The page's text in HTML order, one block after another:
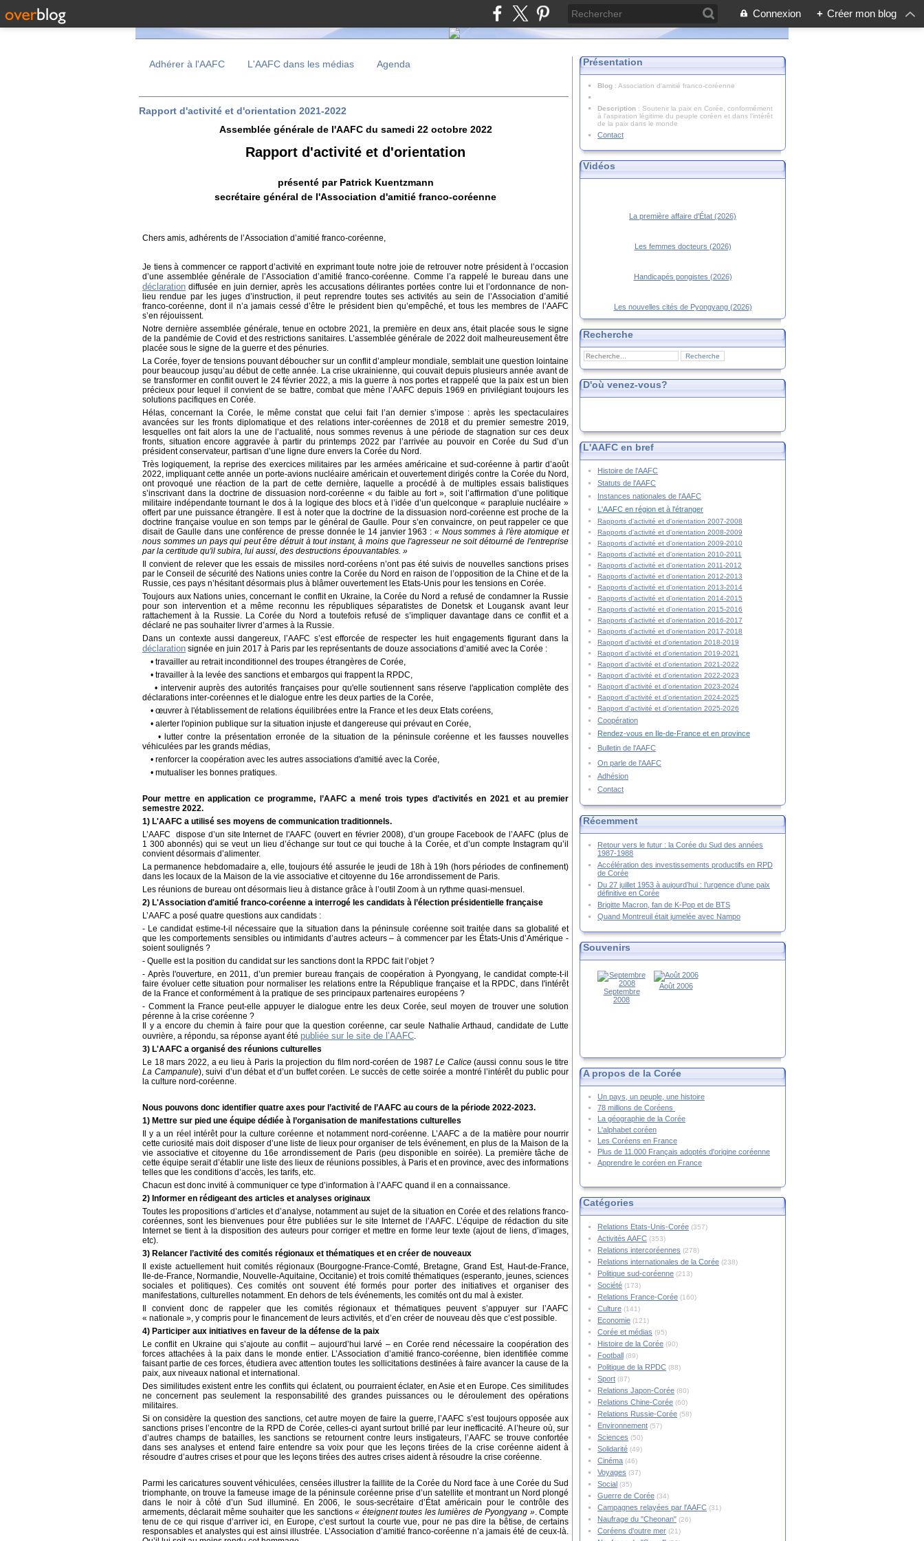
Connexion + Créer mon blog
Adhérer à l'AAFC L'AAFC dans les médias Agenda
Rapport d'activité et d'orientation 2021-2022
Assemblée générale de l'AAFC du samedi 22 octobre 2022
Rapport d'activité et d'orientation
présenté par Patrick Kuentzmann
secrétaire général de l'Association d'amitié franco-coréenne
Chers amis, adhérents de l’Association d’amitié franco-coréenne,
Je tiens à commencer ce rapport d’activité en exprimant toute notre joie de retrouver notre président à l’occasion
d’une assemblée générale de l’Association d’amitié franco-coréenne. Comme l’a rappelé le bureau dans une
déclaration diffusée en juin dernier, après les accusations délirantes portées contre lui et l’ordonnance de non-
lieu rendue par les juges d’instruction, il peut reprendre toutes ses activités au sein de l’Association d’amitié
franco-coréenne, dont il n’a jamais cessé d’être le président bien qu’empêché, et tous les membres de l’AAFC
s’en réjouissent.
Notre dernière assemblée générale, tenue en octobre 2021, la première en deux ans, était placée sous le signe
de la pandémie de Covid et des restrictions sanitaires. L’assemblée générale de 2022 doit malheureusement être
placée sous le signe de la guerre et des pénuries.
La Corée, foyer de tensions pouvant déboucher sur un conflit d’ampleur mondiale, semblait une question lointaine
pour beaucoup jusqu’au début de cette année. La crise ukrainienne, qui couvait depuis plusieurs année avant de
se transformer en conflit ouvert le 24 février 2022, a mis la guerre à nos portes et rappelé que la paix est un bien
précieux pour lequel il convient de se battre, combat que mène l’AAFC depuis 1969 en privilégiant toujours les
solutions pacifiques en Corée.
Hélas, concernant la Corée, le même constat que celui fait l’an dernier s’impose : après les spectaculaires
avancées sur les fronts diplomatique et des relations inter-coréennes de 2018 et du premier semestre 2019,
lesquelles ont fait alors la une de l’actualité, nous sommes revenus à une période de stagnation sur ces deux
fronts, situation encore aggravée à partir du printemps 2022 par l’arrivée au pouvoir en Corée du Sud d’un
président conservateur, partisan d’une ligne dure envers la Corée du Nord.
Très logiquement, la reprise des exercices militaires par les armées américaine et sud-coréenne à partir d’août
2022, impliquant cette année un porte-avions nucléaire américain et ouvertement dirigés contre la Corée du Nord,
ont provoqué une réaction de la part de cette dernière, laquelle a procédé à de multiples essais balistiques
s’inscrivant dans la doctrine de dissuasion nord-coréenne « du faible au fort », soit l’affirmation d’une politique
militaire indépendante tournant le dos à la logique des blocs et à l’idée d’un quelconque « parapluie nucléaire »
offert par une puissance étrangère. Il est à noter que la doctrine de la dissuasion nord-coréenne est proche de la
doctrine française voulue en son temps par le général de Gaulle. Pour s’en convaincre, on peut rappeler ce que
disait de Gaulle dans une conférence de presse donnée le 14 janvier 1963 : « Nous sommes à l'ère atomique et
nous sommes un pays qui peut être détruit à tout instant, à moins que l'agresseur ne soit détourné de l'entreprise
par la certitude qu'il subira, lui aussi, des destructions épouvantables. »
Il convient de relever que les essais de missiles nord-coréens n’ont pas été suivis de nouvelles sanctions prises
par le Conseil de sécurité des Nations unies contre la Corée du Nord en raison de l’opposition de la Chine et de la
Russie, ces pays n’hésitant désormais plus à blâmer ouvertement les Etats-Unis pour les tensions en Corée.
Toujours aux Nations unies, concernant le conflit en Ukraine, la Corée du Nord a refusé de condamner la Russie
pour son intervention et a même reconnu les républiques séparatistes de Donetsk et Lougansk avant leur
rattachement à la Russie. La Corée du Nord a toutefois refusé de s’impliquer davantage dans ce conflit et a
déclaré ne pas souhaiter livrer d’armes à la Russie.
Dans un contexte aussi dangereux, l’AAFC s’est efforcée de respecter les huit engagements figurant dans la
déclaration signée en juin 2017 à Paris par les représentants de douze associations d’amitié avec la Corée :
• travailler au retrait inconditionnel des troupes étrangères de Corée,
• travailler à la levée des sanctions et embargos qui frappent la RPDC,
• intervenir auprès des autorités françaises pour qu'elle soutiennent sans réserve l'application complète des
déclarations inter-coréennes et le dialogue entre les deux parties de la Corée,
• œuvrer à l'établissement de relations équilibrées entre la France et les deux Etats coréens,
• alerter l'opinion publique sur la situation injuste et dangereuse qui prévaut en Corée,
• lutter contre la présentation erronée de la situation de la péninsule coréenne et les fausses nouvelles
véhiculées par les grands médias,
• renforcer la coopération avec les autres associations d'amitié avec la Corée,
• mutualiser les bonnes pratiques.
Pour mettre en application ce programme, l’AAFC a mené trois types d’activités en 2021 et au premier
semestre 2022.
1) L'AAFC a utilisé ses moyens de communication traditionnels.
L’AAFC dispose d’un site Internet de l'AAFC (ouvert en février 2008), d’un groupe Facebook de l’AAFC (plus de
1 300 abonnés) qui se veut un lieu d’échange sur tout ce qui touche à la Corée, et d’un compte Instagram qu’il
convient désormais d’alimenter.
La permanence hebdomadaire a, elle, toujours été assurée le jeudi de 18h à 19h (hors périodes de confinement)
dans les locaux de la Maison de la vie associative et citoyenne du 16e arrondissement de Paris.
Les réunions de bureau ont désormais lieu à distance grâce à l’outil Zoom à un rythme quasi-mensuel.
2) L'Association d'amitié franco-coréenne a interrogé les candidats à l’élection présidentielle française
L’AAFC a posé quatre questions aux candidats :
- Le candidat estime-t-il nécessaire que la situation dans la péninsule coréenne soit traitée dans sa globalité et
que les comportements sensibles ou intimidants d’autres acteurs – à commencer par les États-Unis d’Amérique -
soient soulignés ?
- Quelle est la position du candidat sur les sanctions dont la RPDC fait l’objet ?
- Après l'ouverture, en 2011, d’un premier bureau français de coopération à Pyongyang, le candidat compte-t-il
faire évoluer cette situation pour normaliser les relations entre la République française et la RPDC, dans l'intérêt
de la France et conformément à la pratique de ses principaux partenaires européens ?
- Comment la France peut-elle appuyer le dialogue entre les deux Corée, seul moyen de trouver une solution
pérenne à la crise coréenne ?
Il y a encore du chemin à faire pour que la question coréenne, car seule Nathalie Arthaud, candidate de Lutte
ouvrière, a répondu, sa réponse ayant été publiée sur le site de l’AAFC.
3) L'AAFC a organisé des réunions culturelles
Le 18 mars 2022, a eu lieu à Paris la projection du film nord-coréen de 1987Le Calice(aussi connu sous le titre
La Campanule), suivi d’un débat et d’un buffet coréen. Le succès de cette soirée a montré l’intérêt du public pour
la culture nord-coréenne.
Nous pouvons donc identifier quatre axes pour l’activité de l’AAFC au cours de la période 2022-2023.
1) Mettre sur pied une équipe dédiée à l’organisation de manifestations culturelles
Il y a un réel intérêt pour la culture coréenne et notamment nord-coréenne. L’AAFC a de la matière pour nourrir
cette curiosité mais doit disposer d’une liste de lieux pour organiser de tels événement, en plus de la Maison de la
vie associative et citoyenne du 16e arrondissement de Paris (peu disponible en soirée). La première tâche de
cette équipe serait d’établir une liste des lieux de réunions possibles, à Paris et en province, avec des informations
telles que les conditions d’accès, les tarifs, etc.
Chacun est donc invité à communiquer ce type d’information à l’AAFC quand il en a connaissance.
2) Informer en rédigeant des articles et analyses originaux
Toutes les propositions d’articles et d’analyse, notamment au sujet de la situation en Corée et des relations franco-
coréennes, sont les bienvenues pour être publiées sur le site Internet de l’AAFC. L’équipe de rédaction du site
Internet se tient à la disposition des auteurs pour corriger et mettre en forme leur texte (ajout de liens, d’images,
etc).
3) Relancer l’activité des comités régionaux et thématiques et en créer de nouveaux
Il existe actuellement huit comités régionaux (Bourgogne-France-Comté, Bretagne, Grand Est, Haut-de-France,
Ile-de-France, Normandie, Nouvelle-Aquitaine, Occitanie) et trois comité thématiques (esperanto, jeunes, sciences
sociales et politiques). Ces comités ont souvent été formés pour porter des initiatives et organiser des
manifestations, culturelles notamment. En dehors de tels événements, les comités ont du mal à exister.
Il convient donc de rappeler que les comités régionaux et thématiques peuvent s’appuyer sur l’AAFC
« nationale », y compris pour le financement de leurs activités, et d’en créer de nouveau dès que c’est possible.
4) Participer aux initiatives en faveur de la défense de la paix
Le conflit en Ukraine qui s’ajoute au conflit – aujourd’hui larvé – en Corée rend nécessaire la coopération des
forces attachées à la paix dans le monde entier. L’Association d’amitié franco-coréenne, bien identifiée comme
faisant partie de ces forces, étudiera avec attention toutes les sollicitations destinées à faire avancer la cause de la
paix, aux niveaux national et international.
Des similitudes existent entre les conflits qui éclatent, ou pourraient éclater, en Asie et en Europe. Ces similitudes
ne concernent pas seulement la responsabilité des grandes puissances ou le déroulement des opérations
militaires.
Si on considère la question des sanctions, cet autre moyen de faire la guerre, l’AAFC s’est toujours opposée aux
sanctions prises l’encontre de la RPD de Corée, celles-ci ayant surtout brillé par leur inefficacité. A l’heure où, sur
d’autres champs de batailles, les sanctions se retournent contre leurs instigateurs, l’AAFC se trouve confortée
dans ses analyses et entend faire entendre sa voix pour que les leçons tirées de la crise coréenne aident à
résoudre d’autres crises et pour que les leçons tirées des autres crises aident à résoudre la crise coréenne.
Parmi les caricatures souvent véhiculées, censées illustrer la faillite de la Corée du Nord face à une Corée du Sud
triomphante, on trouve la fameuse image de la péninsule coréenne prise d’un satellite et montrant un Nord plongé
dans le noir à côté d’un Sud illuminé. En 2006, le sous-secrétaire d’État américain pour le contrôle des
armements, déclarait même souhaiter que les sanctions« éteignent toutes les lumières de Pyongyang ». Compte
tenu de ce qui risque d’arriver ici, en Europe, c’est surtout la courte vue, pour ne pas dire la bêtise, de certains
responsables et analystes qui est ainsi illustrée. L’Association d’amitié franco-coréenne n’a jamais été de ceux-là.
Présentation
Blog : Association d'amitié franco-coréenne
Description : Soutenir la paix en Corée, conformément
à l'aspiration légitime du peuple coréen et dans l’intérêt
de la paix dans le monde
Contact
Vidéos
La première affaire d'État (2026)
Les femmes docteurs (2026)
Handicapés pongistes (2026)
Les nouvelles cités de Pyongyang (2026)
Recherche
D'où venez-vous?
L'AAFC en bref
Histoire de l'AAFC
Statuts de l'AAFC
Instances nationales de l'AAFC
L'AAFC en région et à l'étranger
Rapports d'activité et d'orientation 2007-2008
Rapports d'activité et d'orientation 2008-2009
Rapports d'activité et d'orientation 2009-2010
Rapports d'activité et d'orientation 2010-2011
Rapports d'activité et d'orientation 2011-2012
Rapports d'activité et d'orientation 2012-2013
Rapports d'activité et d'orientation 2013-2014
Rapports d'activité et d'orientation 2014-2015
Rapports d'activité et d'orientation 2015-2016
Rapports d'activité et d'orientation 2016-2017
Rapports d'activité et d'orientation 2017-2018
Rapport d'activité et d'orientation 2018-2019
Rapport d'activité et d'orientation 2019-2021
Rapport d'activité et d'orientation 2021-2022
Rapport d'activité et d'orientation 2022-2023
Rapport d'activité et d'orientation 2023-2024
Rapport d'activité et d'orientation 2024-2025
Rapport d'activité et d'orientation 2025-2026
Coopération
Rendez-vous en Ile-de-France et en province
Bulletin de l'AAFC
On parle de l'AAFC
Adhésion
Contact
Récemment
Retour vers le futur : la Corée du Sud des années
1987-1988
Accélération des investissements productifs en RPD
de Corée
Du 27 juillet 1953 à aujourd’hui : l’urgence d’une paix
définitive en Corée
Brigitte Macron, fan de K-Pop et de BTS
Quand Montreuil était jumelée avec Nampo
Souvenirs
Septembre
2008
Août 2006
A propos de la Corée
Un pays, un peuple, une histoire
78 millions de Coréens
La géographie de la Corée
L'alphabet coréen
Les Coréens en France
Plus de 11.000 Français adoptés d'origine coréenne
Apprendre le coréen en France
Catégories
Relations Etats-Unis-Corée (357)
Activités AAFC (353)
Relations intercoréennes (278)
Relations internationales de la Corée (238)
Politique sud-coréenne (213)
Société (173)
Relations France-Corée (160)
Culture (141)
Economie (121)
Corée et médias (95)
Histoire de la Corée (90)
Football (89)
Politique de la RPDC (88)
Sport (87)
Relations Japon-Corée (80)
Relations Chine-Corée (60)
Relations Russie-Corée (58)
Environnement (57)
Sciences (50)
Solidarité (49)
Cinéma (46)
Voyages (37)
Social (35)
Guerre de Corée (34)
Campagnes relayées par l'AAFC (31)
Naufrage du "Cheonan" (26)
Coréens d'outre mer (21)